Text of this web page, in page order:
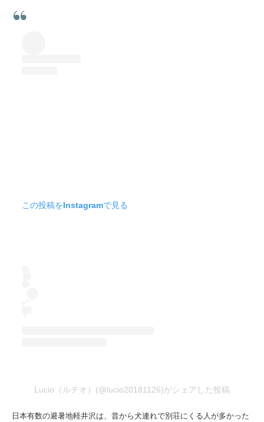
この投稿をInstagramで見る
Lucio（ルチオ）(@lucio20181126)がシェアした投稿
日本有数の避暑地軽井沢は、昔から犬連れで別荘にくる人が多かった